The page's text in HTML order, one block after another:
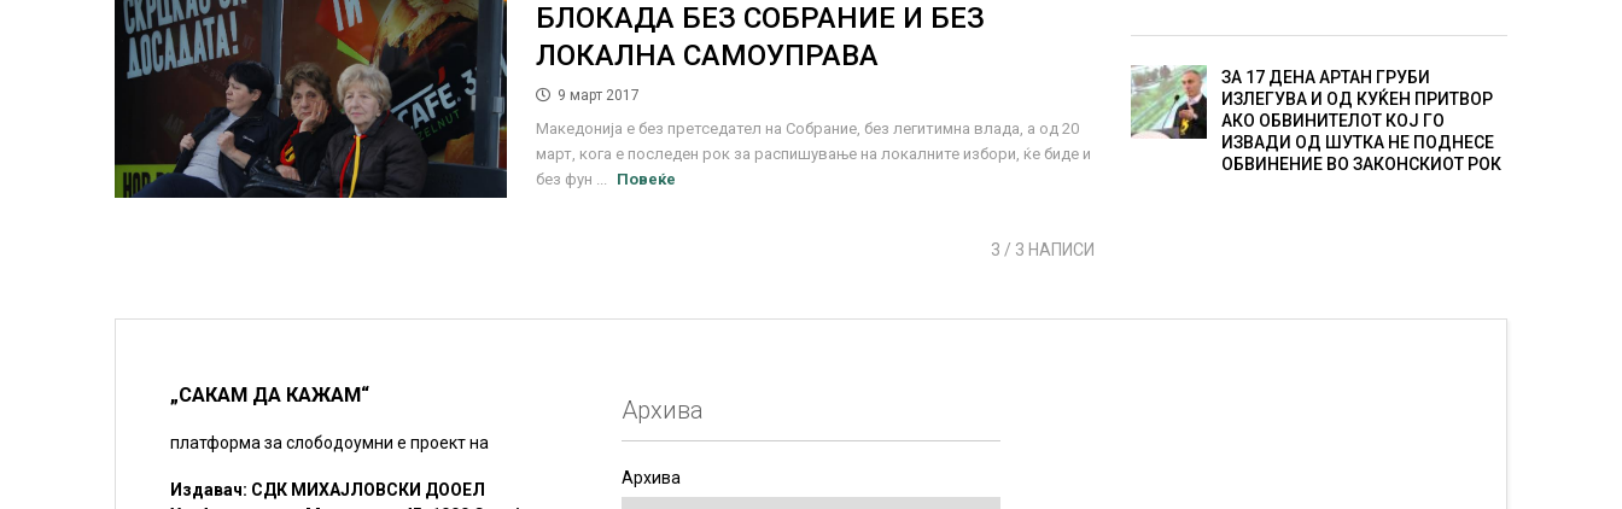
БЛОКАДА БЕЗ СОБРАНИЕ И БЕЗ
ЛОКАЛНА САМОУПРАВА
9 март 2017
Македонија е без претседател на Собрание, без легитимна влада, а од 20
март, кога е последен рок за распишување на локалните избори, ќе биде и
без фун ...
Повеќе
3 / 3 НАПИСИ
ЗА 17 ДЕНА АРТАН ГРУБИ
ИЗЛЕГУВА И ОД КУЌЕН ПРИТВОР
АКО ОБВИНИТЕЛОТ КОЈ ГО
ИЗВАДИ ОД ШУТКА НЕ ПОДНЕСЕ
ОБВИНЕНИЕ ВО ЗАКОНСКИОТ РОК
„САКАМ ДА КАЖАМ“
платформа за слободоумни е проект на
Издавач: СДК МИХАЈЛОВСКИ ДООЕЛ
Архива
Архива